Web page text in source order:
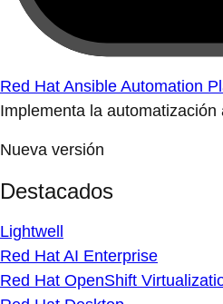
Red Hat Ansible Automation
Implementa la automatización
Nueva versión
Destacados
Lightwell
Red Hat AI Enterprise
Red Hat OpenShift